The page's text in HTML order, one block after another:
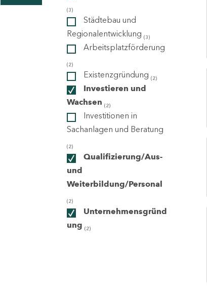
(3)
Städtebau und
Regionalentwicklung (3)
Arbeitsplatzförderung
(2)
Existenzgründung (2)
Investieren und
Wachsen (2)
Investitionen in
Sachanlagen und Beratung
(2)
Qualifizierung/Aus-
und
Weiterbildung/Personal
(2)
Unternehmensgründ
ung (2)